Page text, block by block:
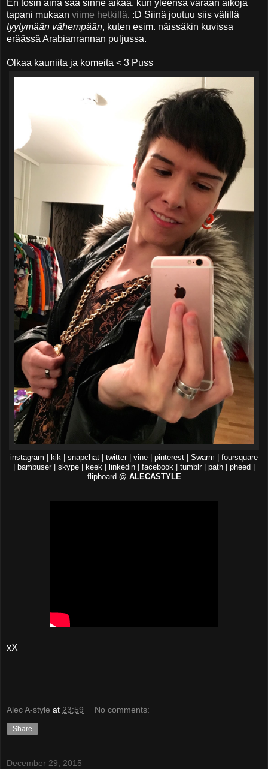
En tosin aina saa sinne aikaa, kun yleensä varaan aikoja
tapani mukaan viime hetkillä. :D Siinä joutuu siis välillä
tyytymään vähempään, kuten esim. näissäkin kuvissa
eräässä Arabianrannan puljussa.
Olkaa kauniita ja komeita < 3 Puss
instagram | kik | snapchat | twitter | vine | pinterest | Swarm | foursquare
| bambuser | skype | keek | linkedin | facebook | tumblr | path | pheed |
flipboard @ ALECASTYLE
xX
Alec A-style at 23:59 No comments:
Share
December 29, 2015